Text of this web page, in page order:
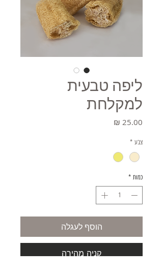
ליפה טבעית
למקלחת
צבע *
כמות *
הוסף לעגלה
קניה מהירה